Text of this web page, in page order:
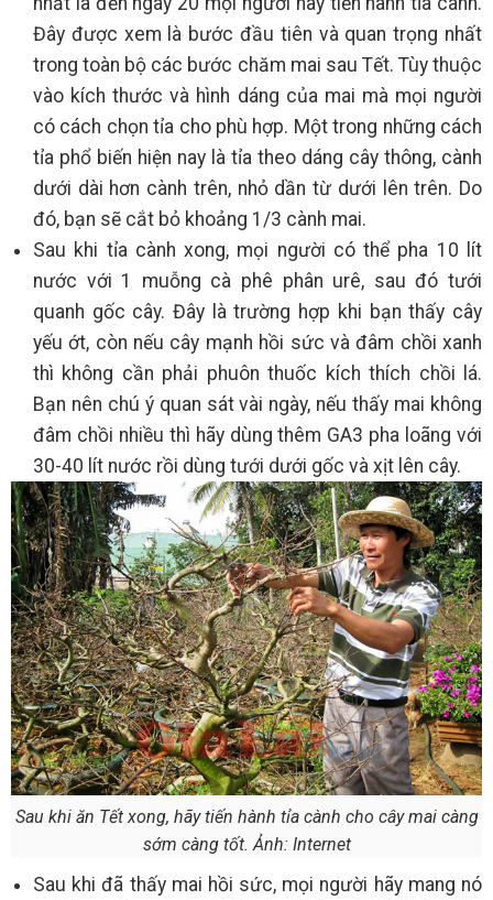
Đây được xem là bước đầu tiên và quan trọng nhất
trong toàn bộ các bước chăm mai sau Tết. Tùy thuộc
vào kích thước và hình dáng của mai mà mọi người
có cách chọn tỉa cho phù hợp. Một trong những cách
tỉa phổ biến hiện nay là tỉa theo dáng cây thông, cành
dưới dài hơn cành trên, nhỏ dần từ dưới lên trên. Do
đó, bạn sẽ cắt bỏ khoảng 1/3 cành mai.
Sau khi tỉa cành xong, mọi người có thể pha 10 lít
nước với 1 muỗng cà phê phân urê, sau đó tưới
quanh gốc cây. Đây là trường hợp khi bạn thấy cây
yếu ớt, còn nếu cây mạnh hồi sức và đâm chồi xanh
thì không cần phải phuôn thuốc kích thích chồi lá.
Bạn nên chú ý quan sát vài ngày, nếu thấy mai không
đâm chồi nhiều thì hãy dùng thêm GA3 pha loãng với
30-40 lít nước rồi dùng tưới dưới gốc và xịt lên cây.
Sau khi ăn Tết xong, hãy tiến hành tỉa cành cho cây mai càng
sớm càng tốt. Ảnh: Internet
Sau khi đã thấy mai hồi sức, mọi người hãy mang nó